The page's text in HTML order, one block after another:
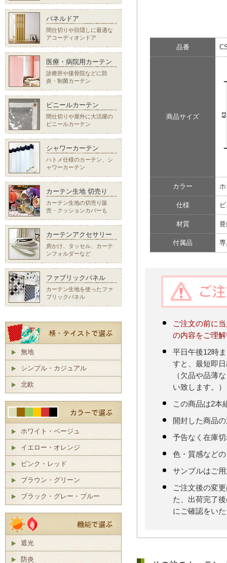
品番
商品サイズ
カラー
仕様
材質
付属品
ご注文の前に
の内容をご理
平日午後12時
すと、最短即
（欠品や品薄
い致します。）
この商品は2本
開封した商品
予告なく在庫
色・質感など
サンプルはご
ご注文後の変
た、出荷完了
にご確認をい
パネルドア
間仕切りや目隠しに最適な
アコーディオンドア
医療・病院用カーテン
診療所や接骨院などに防
炎・制菌カーテン
ビニールカーテン
間仕切りや屋外に大活躍の
ビニールカーテン
シャワーカーテン
ハトメ仕様のカーテン、シ
ャワーカーテン
カーテン生地 切売り
カーテン生地の切売り販
売・クッションカバーも
カーテンアクセサリー
房かけ、タッセル、カーテ
ンフォルダーなど
ファブリックパネル
カーテン生地を使ったファ
ブリックパネル
無地
シンプル・カジュアル
北欧
ホワイト・ベージュ
イエロー・オレンジ
ピンク・レッド
ブラウン・グリーン
ブラック・グレー・ブルー
遮光
防炎